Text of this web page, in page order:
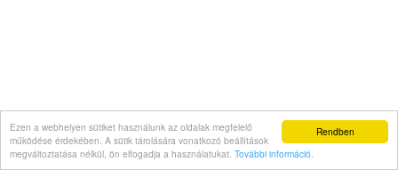
Rendben
Ezen a webhelyen sütiket használunk az oldalak megfelelő
működése érdekében. A sütik tárolására vonatkozó beállítások
megváltoztatása nélkül, ön elfogadja a használatukat. További információ.